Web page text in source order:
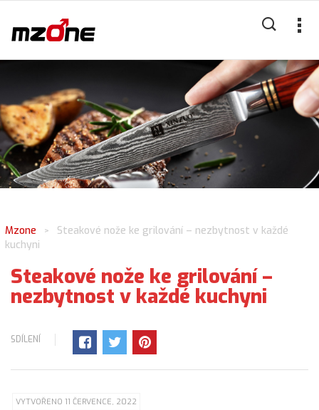
Mzone >
Steakové nože ke grilování – nezbytnost v každé
kuchyni
Steakové nože ke grilování –
nezbytnost v každé kuchyni
SDÍLENÍ
VYTVOŘENO 11 ČERVENCE, 2022